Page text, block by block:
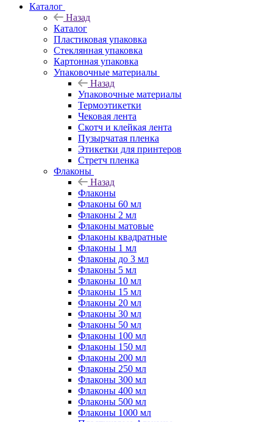
Каталог
Назад
Каталог
Пластиковая упаковка
Стеклянная упаковка
Картонная упаковка
Упаковочные материалы
Назад
Упаковочные материалы
Термоэтикетки
Чековая лента
Скотч и клейкая лента
Пузырчатая пленка
Этикетки для принтеров
Стретч пленка
Флаконы
Назад
Флаконы
Флаконы 60 мл
Флаконы 2 мл
Флаконы матовые
Флаконы квадратные
Флаконы 1 мл
Флаконы до 3 мл
Флаконы 5 мл
Флаконы 10 мл
Флаконы 15 мл
Флаконы 20 мл
Флаконы 30 мл
Флаконы 50 мл
Флаконы 100 мл
Флаконы 150 мл
Флаконы 200 мл
Флаконы 250 мл
Флаконы 300 мл
Флаконы 400 мл
Флаконы 500 мл
Флаконы 1000 мл